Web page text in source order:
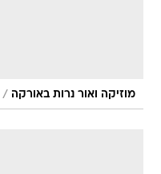
מוזיקה ואור נרות באורקה /